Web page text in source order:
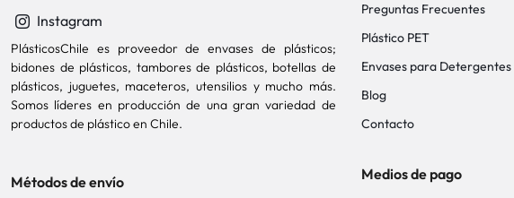
Instagram
PlásticosChile es proveedor de envases de plásticos;
bidones de plásticos, tambores de plásticos, botellas de
plásticos, juguetes, maceteros, utensilios y mucho más.
Somos líderes en producción de una gran variedad de
productos de plástico en Chile.
Métodos de envío
Preguntas Frecuentes
Plástico PET
Envases para Detergentes
Blog
Contacto
Medios de pago